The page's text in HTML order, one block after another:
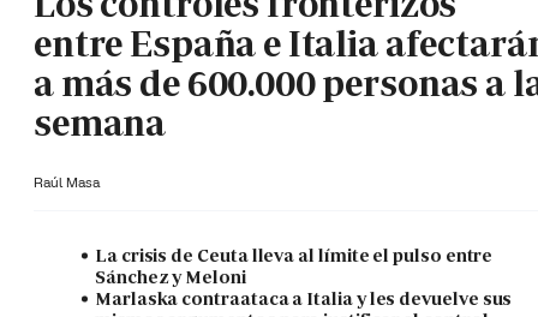
entre España e Italia
a más de 600.000 personas a
semana
Raúl Masa
La crisis de Ceuta lleva al límite el pulso entre
Sánchez y Meloni
Marlaska contraataca a Italia y les devuelve sus